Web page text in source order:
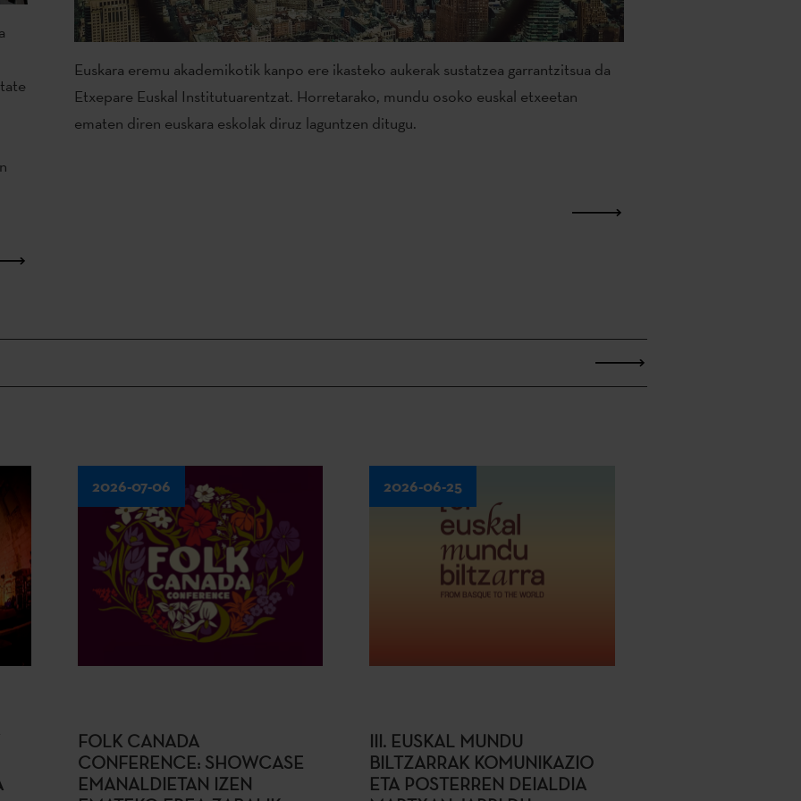
Euskara eremu akademikotik kanpo ere ikasteko aukerak sustatzea garrantzitsua da
Etxepare Euskal Institutuarentzat. Horretarako, mundu osoko euskal etxeetan
ematen diren euskara eskolak diruz laguntzen ditugu.
2026-07-06
FOLK CANADA
CONFERENCE: SHOWCASE
EMANALDIETAN IZEN
2026-06-25
III. EUSKAL MUNDU
BILTZARRAK KOMUNIKAZIO
ETA POSTERREN DEIALDIA